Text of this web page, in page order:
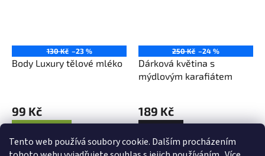
Tento web používá soubory cookie. Dalším procházením
130 Kč –23 %
Body Luxury tělové mléko
99 Kč
250 Kč –24 %
Dárková květina s
mýdlovým karafiátem
189 Kč